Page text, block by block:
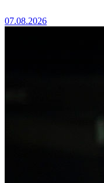
07.08.2026